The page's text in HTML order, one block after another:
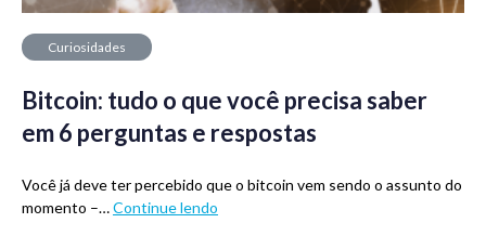
Curiosidades
Bitcoin: tudo o que você precisa saber
em 6 perguntas e respostas
Você já deve ter percebido que o bitcoin vem sendo o assunto do
momento –…Continue lendo